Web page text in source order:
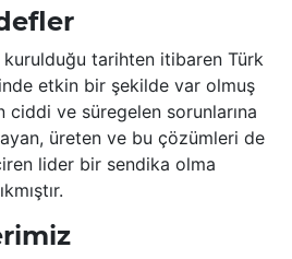
kurulduğu tarihten itibaren Türk
etkin bir şekilde var olmuş
ciddi ve süregelen sorunlarına
üreten ve bu çözümleri de
lider bir sendika olma